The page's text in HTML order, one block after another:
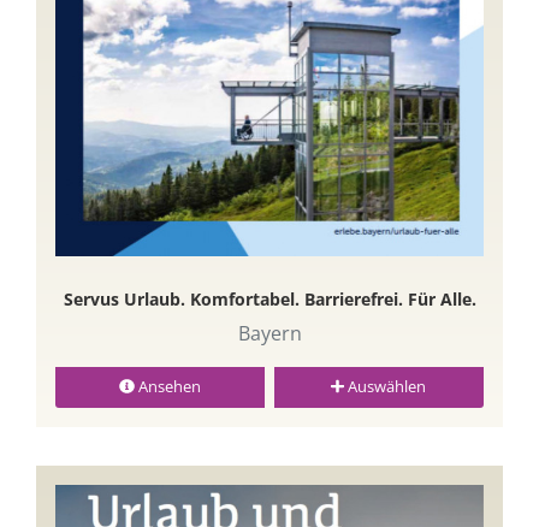
Servus Urlaub. Komfortabel. Barrierefrei. Für Alle.
Bayern
Ansehen Auswählen